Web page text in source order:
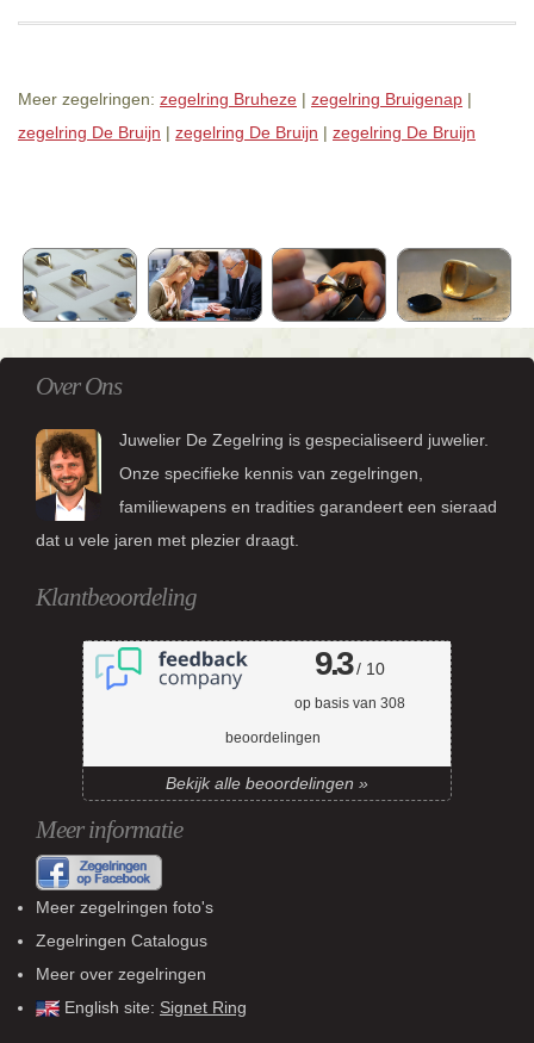
Meer zegelringen: zegelring Bruheze | zegelring Bruigenap |
zegelring De Bruijn | zegelring De Bruijn | zegelring De Bruijn
Over Ons
Juwelier De Zegelring is gespecialiseerd juwelier.
Onze specifieke kennis van zegelringen,
familiewapens en tradities garandeert een sieraad
dat u vele jaren met plezier draagt.
Klantbeoordeling
9.3/ 10
op basis van 308
beoordelingen
Bekijk alle beoordelingen »
Meer informatie
Meer zegelringen foto's
Zegelringen Catalogus
Meer over zegelringen
English site: Signet Ring